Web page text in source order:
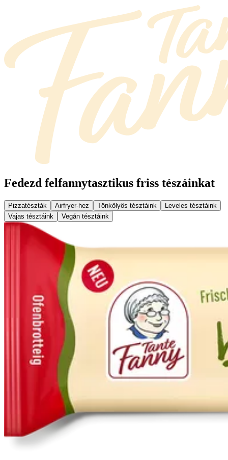
Fedezd felfannytasztikus friss tészáinkat
Pizzatészták Airfryer-hez Tönkölyös tésztáink
Leveles tésztáink
Vajas tésztáink
Vegán tésztáink